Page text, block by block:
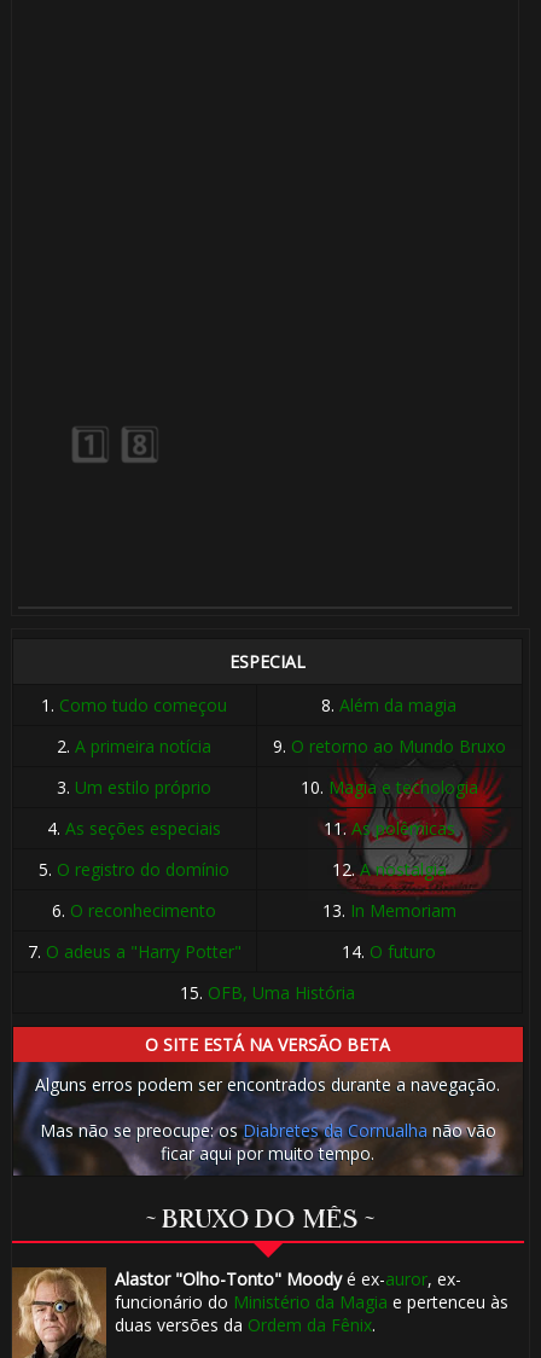
ESPECIAL
1. Como tudo começou 8.Além da magia
2.A primeira notícia 9. O retorno ao Mundo Bruxo
3. Um estilo próprio 10. Magia e tecnologia
4.As seções especiais 11.As polêmicas
5. O registro do domínio 12.A nostalgia
6. O reconhecimento 13. In Memoriam
7. O adeus a "Harry Potter" 14. O futuro
15. OFB, Uma História
O SITE ESTÁ NA VERSÃO BETA
Alguns erros podem ser encontrados durante a navegação.
Mas não se preocupe: osDiabretes da Cornualha não vão
ficar aqui por muito tempo.
~ BRUXO DO MÊS ~
Alastor "Olho-Tonto" Moodyé ex-auror, ex-
funcionário do Ministério da Magia e pertenceu às
duas versões da Ordem da Fênix.
🎂
⚡
⚡
1️⃣ 8️⃣
🎂
🎈